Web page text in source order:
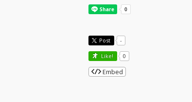
Post -
Like! 0
Embed